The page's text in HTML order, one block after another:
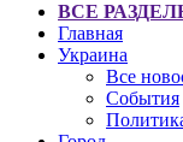
ВСЕ
Главная
Украина
Все
События